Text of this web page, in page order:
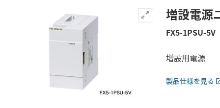
増設電源
FX5-1PSU-5V
増設用電源
製品仕様を見る